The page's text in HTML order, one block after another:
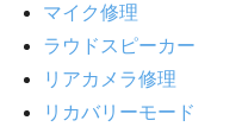
マイク修理
ラウドスピーカー
リアカメラ修理
リカバリーモード